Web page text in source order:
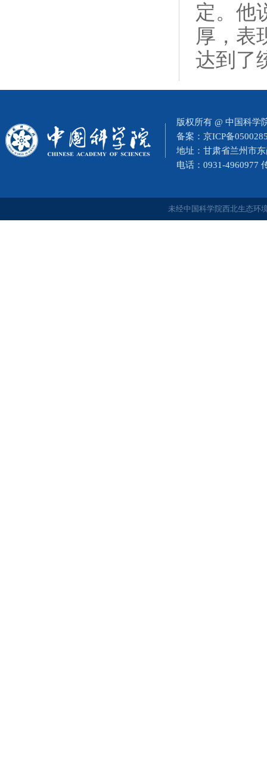
定。他
厚，表
达到了
版权所有 @ 中国科学
备案： 京ICP备
地址：甘肃省兰州市
电话：0931-4960977
未经中国科学院西北生态环